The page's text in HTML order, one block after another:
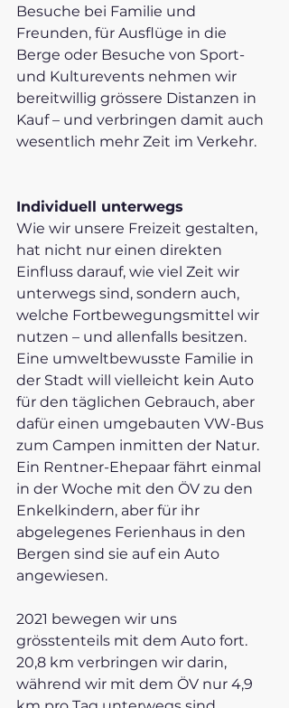
Besuche bei Familie und
Freunden, für Ausflüge in die
Berge oder Besuche von Sport-
und Kulturevents nehmen wir
bereitwillig grössere Distanzen in
Kauf – und verbringen damit auch
wesentlich mehr Zeit im Verkehr.
Individuell unterwegs
Wie wir unsere Freizeit gestalten,
hat nicht nur einen direkten
Einfluss darauf, wie viel Zeit wir
unterwegs sind, sondern auch,
welche Fortbewegungsmittel wir
nutzen – und allenfalls besitzen.
Eine umweltbewusste Familie in
der Stadt will vielleicht kein Auto
für den täglichen Gebrauch, aber
dafür einen umgebauten VW-Bus
zum Campen inmitten der Natur.
Ein Rentner-Ehepaar fährt einmal
in der Woche mit den ÖV zu den
Enkelkindern, aber für ihr
abgelegenes Ferienhaus in den
Bergen sind sie auf ein Auto
angewiesen.
2021 bewegen wir uns
grösstenteils mit dem Auto fort.
20,8 km verbringen wir darin,
während wir mit dem ÖV nur 4,9